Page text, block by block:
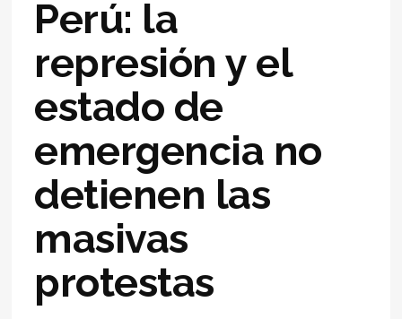
Perú: la
represión y el
estado de
emergencia no
detienen las
masivas
protestas